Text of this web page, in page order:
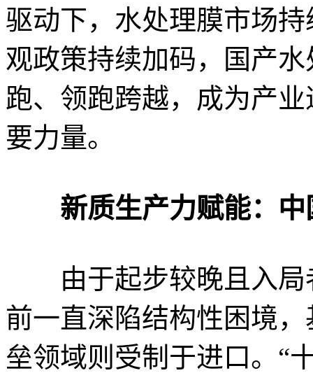
驱动下，水处理膜市场
观政策持续加码，国产
跑、领跑跨越，成为产
要力量。
新质生产力赋能：
由于起步较晚且入局
前一直深陷结构性困境
垒领域则受制于进口。“